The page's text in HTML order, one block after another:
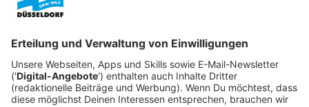
Veröffentlicht:
Im Vergleich zum Vorjahr konnte die Besucherzahl